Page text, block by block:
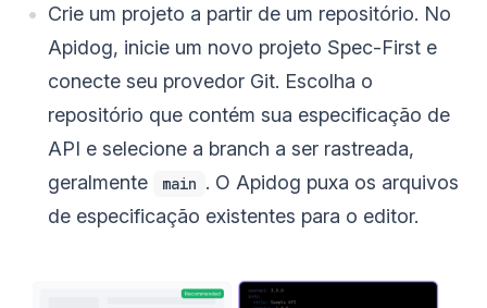
Crie um projeto a partir de um repositório. No
Apidog, inicie um novo projeto Spec-First e
conecte seu provedor Git. Escolha o
repositório que contém sua especificação de
API e selecione a branch a ser rastreada,
geralmente
main . O Apidog puxa os arquivos
de especificação existentes para o editor.